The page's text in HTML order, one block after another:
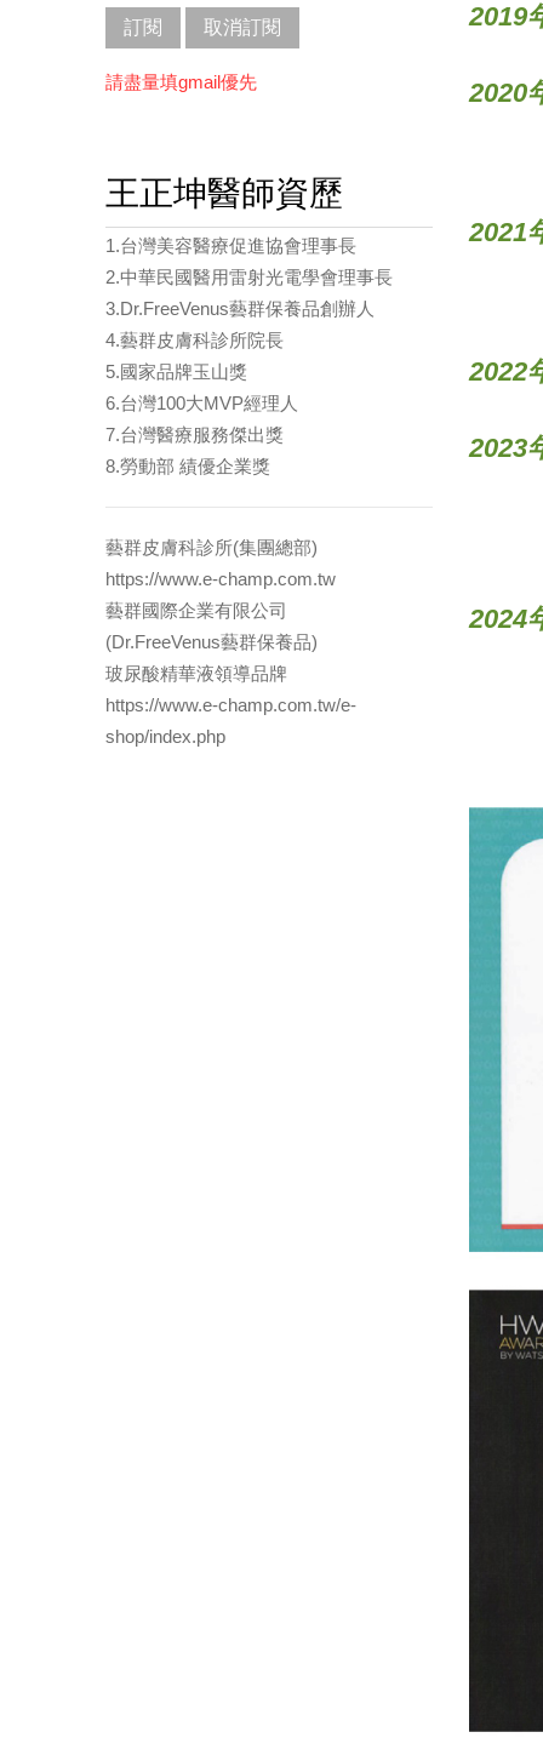
2019
2020
2021
2022
2023
2024
訂閱 取消訂閱
請盡量填gmail優先
王正坤醫師資歷
1.台灣美容醫療促進協會理事長
2.中華民國醫用雷射光電學會理事長
3.Dr.FreeVenus藝群保養品創辦人
4.藝群皮膚科診所院長
5.國家品牌玉山獎
6.台灣100大MVP經理人
7.台灣醫療服務傑出獎
8.勞動部 績優企業獎
藝群皮膚科診所(集團總部)
https://www.e-champ.com.tw
藝群國際企業有限公司
(Dr.FreeVenus藝群保養品)
玻尿酸精華液領導品牌
https://www.e-champ.com.tw/e-
shop/index.php